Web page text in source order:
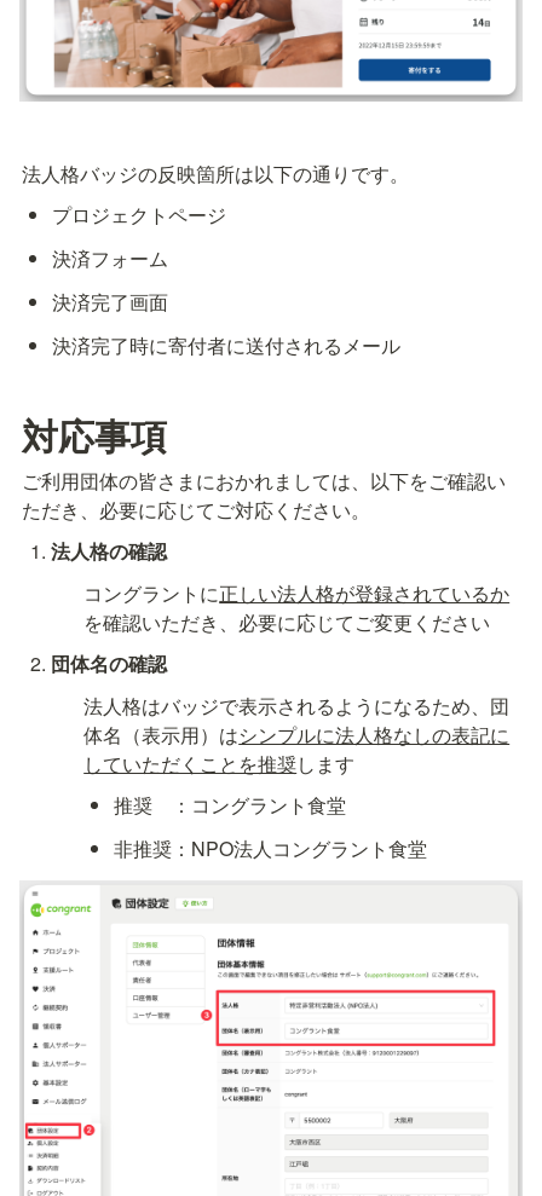
法人格バッジの反映箇所は以下の通りです。
プロジェクトページ
決済フォーム
決済完了画面
決済完了時に寄付者に送付されるメール
対応事項
ご利用団体の皆さまにおかれましては、以下をご確認い
ただき、必要に応じてご対応ください。
法人格の確認
コングラントに正しい法人格が登録されているか
を確認いただき、必要に応じてご変更ください
団体名の確認
法人格はバッジで表示されるようになるため、団
体名（表示用）はシンプルに法人格なしの表記に
していただくことを推奨します
推奨　：コングラント食堂
非推奨：NPO法人コングラント食堂